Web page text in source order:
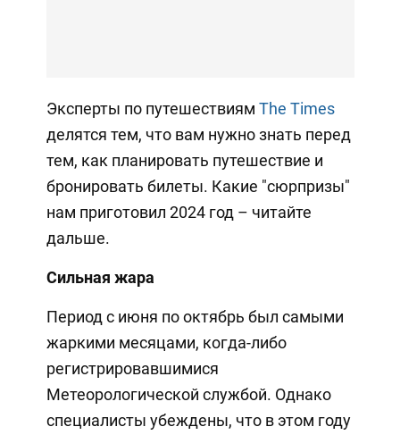
Эксперты по путешествиям The Times
делятся тем, что вам нужно знать перед
тем, как планировать путешествие и
бронировать билеты. Какие "сюрпризы"
нам приготовил 2024 год – читайте
дальше.
Сильная жара
Период с июня по октябрь был самыми
жаркими месяцами, когда-либо
регистрировавшимися
Метеорологической службой. Однако
специалисты убеждены, что в этом году